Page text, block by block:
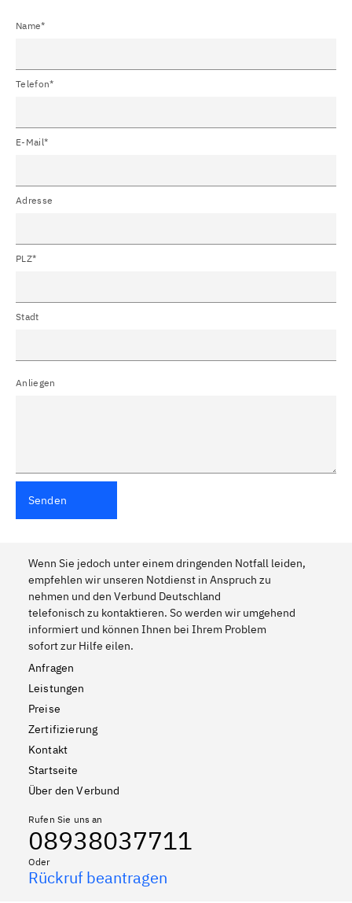
Name*
Telefon*
E-Mail*
Adresse
PLZ*
Stadt
Anliegen
Senden
Wenn Sie jedoch unter einem dringenden Notfall leiden,
empfehlen wir unseren Notdienst in Anspruch zu
nehmen und den Verbund Deutschland
telefonisch zu kontaktieren. So werden wir umgehend
informiert und können Ihnen bei Ihrem Problem
sofort zur Hilfe eilen.
Anfragen
Leistungen
Preise
Zertifizierung
Kontakt
Startseite
Über den Verbund
Rufen Sie uns an
08938037711
Oder
Rückruf beantragen